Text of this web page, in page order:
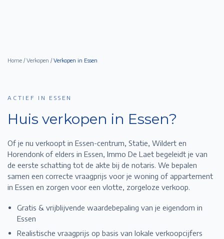
Home / Verkopen /Verkopen in Essen
ACTIEF IN ESSEN
Huis verkopen in Essen?
Of je nu verkoopt in Essen-centrum, Statie, Wildert en
Horendonk of elders in Essen, Immo De Laet begeleidt je van
de eerste schatting tot de akte bij de notaris. We bepalen
samen een correcte vraagprijs voor je woning of appartement
in Essen en zorgen voor een vlotte, zorgeloze verkoop.
Gratis & vrijblijvende waardebepaling van je eigendom in
Essen
Realistische vraagprijs op basis van lokale verkoopcijfers